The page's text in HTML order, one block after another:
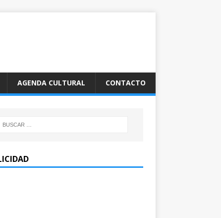
AGENDA CULTURAL CONTACTO